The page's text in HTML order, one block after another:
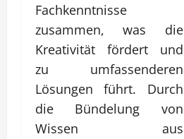
Fachkenntnisse
zusammen, was die
Kreativität fördert und
zu umfassenderen
Lösungen führt. Durch
die Bündelung von
Wissen aus